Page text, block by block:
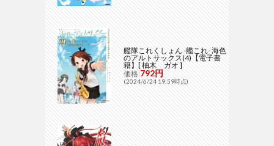
艦隊これくしょん -艦これ- 海色
のアルトサックス(4)【電子書
籍】[ 柚木 ガオ ]
価格:792円
(2024/6/24 19:59時点)